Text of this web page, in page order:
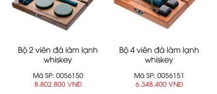
Bộ 2 viên đá làm lạnh
whiskey
Mã SP: 0056150
8.802.800 VNĐ
Bộ 4 viên đá làm lạnh
whiskey
Mã SP: 0056151
6.348.400 VNĐ